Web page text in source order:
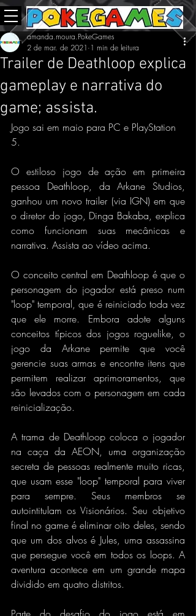
Trailer de Deathloop explica
gameplay e narrativa do
game; assista.
amanda.moura.PokeGames
2 de mar. de 2021 1 min de leitura
Jogo sai em maio para PC e PlayStation
5.
O estiloso jogo de ação em primeira
pessoa Deathloop, da Arkane Studios,
ganhou um novo trailer (via IGN) em que
o diretor do jogo, Dinga Bakaba, explica
como funcionam suas mecânicas e
narrativa. Assista ao vídeo acima.
O conceito central em Deathloop é que o
personagem do jogador está preso num
"loop" temporal, que é reiniciado toda vez
que ele morre. Embora adote alguns
conceitos típicos dos jogos roguelike, o
jogo da Arkane permite que você
gerencie suas armas e encontre itens que
permitem realizar aprimoramentos, que
são levados com o personagem em cada
reinicialização.
A trama de Deathloop coloca o jogador
na caça da AEON, uma organização
secreta de pessoas realmente muito ricas,
que usam esse "loop" temporal para viver
para sempre. Seus membros se
autointitulam os Visionários. Seu objetivo
final no game é eliminar oito deles, sendo
que um dos alvos é Jules, uma assassina
que persegue você em todos os loops. A
aventura acontece em um grande mapa
dividido em quatro distritos.